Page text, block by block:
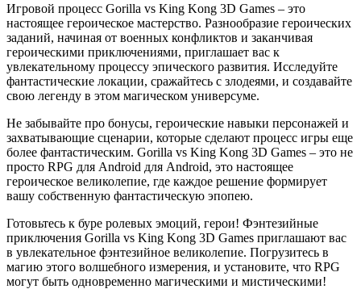
Игровой процесс Gorilla vs King Kong 3D Games – это
настоящее героическое мастерство. Разнообразие героических
заданий, начиная от военных конфликтов и заканчивая
героическими приключениями, приглашает вас к
увлекательному процессу эпического развития. Исследуйте
фантастические локации, сражайтесь с злодеями, и создавайте
свою легенду в этом магическом универсуме.
Не забывайте про бонусы, героические навыки персонажей и
захватывающие сценарии, которые сделают процесс игры еще
более фантастическим. Gorilla vs King Kong 3D Games – это не
просто RPG для Android для Android, это настоящее
героическое великолепие, где каждое решение формирует
вашу собственную фантастическую эпопею.
Готовьтесь к буре ролевых эмоций, герои! Фэнтезийные
приключения Gorilla vs King Kong 3D Games приглашают вас
в увлекательное фэнтезийное великолепие. Погрузитесь в
магию этого волшебного измерения, и установите, что RPG
могут быть одновременно магическими и мистическими!